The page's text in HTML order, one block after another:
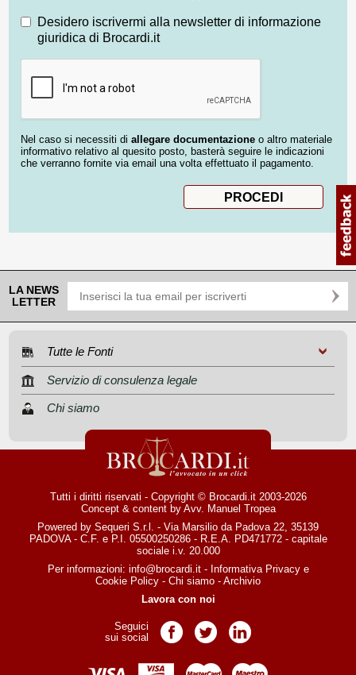
Desidero iscrivermi alla newsletter di informazione
giuridica di Brocardi.it
Nel caso si necessiti di allegare documentazione o altro materiale
informativo relativo al quesito posto, basterà seguire le indicazioni
che verranno fornite via email una volta effettuato il pagamento.
LA NEWS
LETTER
Tutte le Fonti
Servizio di consulenza legale
Chi siamo
Tutti i diritti riservati - Copyright © Brocardi.it 2003-2026
Concept & content by Avv. Manuel Tropea
Powered by Sequeri S.r.l. - Via Marsilio da Padova 22, 35139
PADOVA - C.F. e P.I. 05500250286 - R.E.A. PD471772 - capitale
sociale i.v. 20.000
Per informazioni: info@brocardi.it- Informativa Privacye
Cookie Policy - Chi siamo - Archivio
Lavora con noi
Seguici
sui social
Pagina Facebook
Pagina TwitterPagina LinkedIn